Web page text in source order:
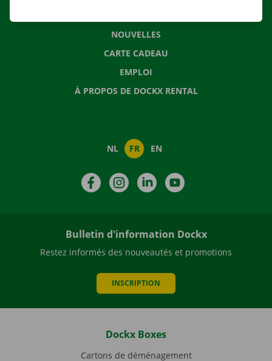
NOUVELLES
CARTE CADEAU
EMPLOI
À PROPOS DE DOCKX RENTAL
NL FR EN
FacebookInstagramLinkedIn
Bulletin d'information Dockx
Restez informés des nouveautés et promotions
INSCRIPTION
Dockx Boxes
Cartons de déménagement